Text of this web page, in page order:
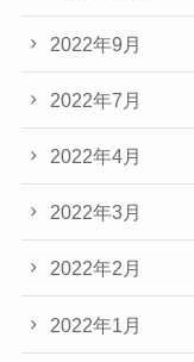
2022年9月
2022年7月
2022年4月
2022年3月
2022年2月
2022年1月